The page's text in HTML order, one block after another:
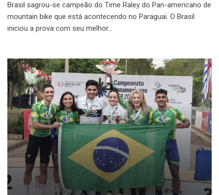
Brasil sagrou-se campeão do Time Raley do Pan-americano de
mountain bike que está acontecendo no Paraguai. O Brasil
iniciou a prova com seu melhor…